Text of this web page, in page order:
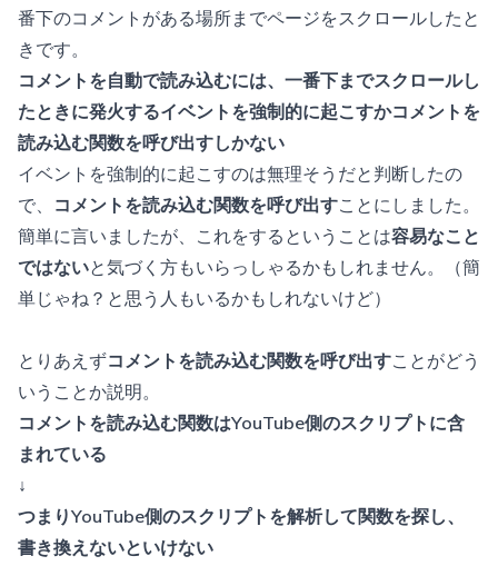
番下のコメントがある場所までページをスクロールしたと
きです。
コメントを自動で読み込むには、一番下までスクロールし
たときに発火するイベントを強制的に起こすかコメントを
読み込む関数を呼び出すしかない
イベントを強制的に起こすのは無理そうだと判断したの
で、 コメントを読み込む関数を呼び出すことにしました。
簡単に言いましたが、これをするということは容易なこと
ではないと気づく方もいらっしゃるかもしれません。（簡
単じゃね？と思う人もいるかもしれないけど）
とりあえずコメントを読み込む関数を呼び出すことがどう
いうことか説明。
コメントを読み込む関数はYouTube側のスクリプトに含
まれている
↓
つまりYouTube側のスクリプトを解析して関数を探し、
書き換えないといけない